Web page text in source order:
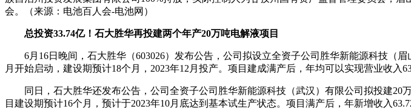
会。（来源：电池百人会-电池网）
总投资33.74亿！石大胜华再投建两个年产20万吨电解液项目
6月16日晚间，石大胜华（603026）发布公告，公司拟设立全资子公司胜华新能源科技（
月开始启动，建设期预计18个月，2023年12月投产。项目建成满产后，年均可以实现营业收入
同日，石大胜华还发布公告，公司全资子公司胜华新能源科技（武汉）有限公司拟投建
目建设期预计16个月，预计于2023年10月底达到基本试生产状态。项目满产后，年新增收入